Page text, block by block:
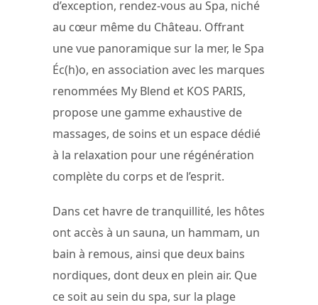
d’exception, rendez-vous au Spa, niché
au cœur même du Château. Offrant
une vue panoramique sur la mer, le Spa
Éc(h)o, en association avec les marques
renommées My Blend et KOS PARIS,
propose une gamme exhaustive de
massages, de soins et un espace dédié
à la relaxation pour une régénération
complète du corps et de l’esprit.
Dans cet havre de tranquillité, les hôtes
ont accès à un sauna, un hammam, un
bain à remous, ainsi que deux bains
nordiques, dont deux en plein air. Que
ce soit au sein du spa, sur la plage